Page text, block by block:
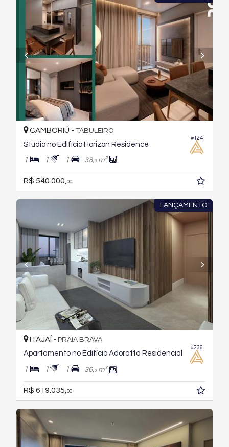
#124
CAMBORIÚ - TABULEIRO
Studio no Edifício Horizon Residence
1 1 1 38,0m²
R$ 540.000, 00
LANÇAMENTO
#236
ITAJAÍ - PRAIA BRAVA
Apartamento no Edifício Adoratta Residencial
1 1 1 36,0m²
R$ 619.035, 00